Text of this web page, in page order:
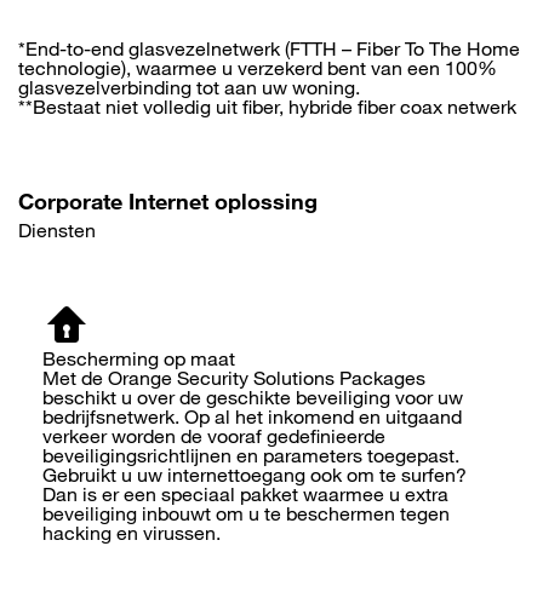
*End-to-end glasvezelnetwerk (FTTH – Fiber To The Home
technologie), waarmee u verzekerd bent van een 100%
glasvezelverbinding tot aan uw woning.
**Bestaat niet volledig uit fiber, hybride fiber coax netwerk
Corporate Internet oplossing
Diensten
Bescherming op maat
Met de Orange Security Solutions Packages
beschikt u over de geschikte beveiliging voor uw
bedrijfsnetwerk. Op al het inkomend en uitgaand
verkeer worden de vooraf gedefinieerde
beveiligingsrichtlijnen en parameters toegepast.
Gebruikt u uw internettoegang ook om te surfen?
Dan is er een speciaal pakket waarmee u extra
beveiliging inbouwt om u te beschermen tegen
hacking en virussen.